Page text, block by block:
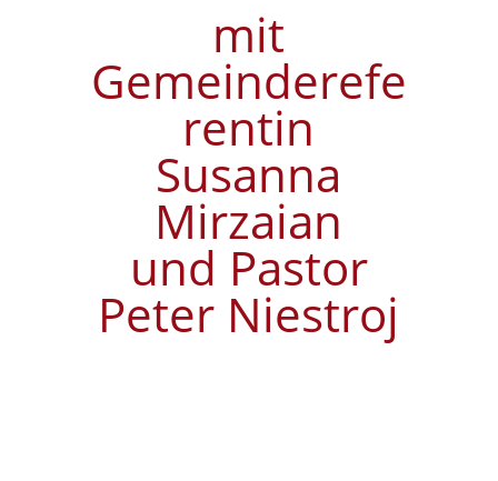
mit
Gemeinderefe
rentin
Susanna
Mirzaian
und Pastor
Peter Niestroj